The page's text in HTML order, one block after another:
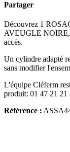
Partager
Découvrez 1
AVEUGLE NOIRE,
accès.
Un cylindre adapté
sans modifier
L'équipe Cléferm
produit: 01 47 21
Référence :